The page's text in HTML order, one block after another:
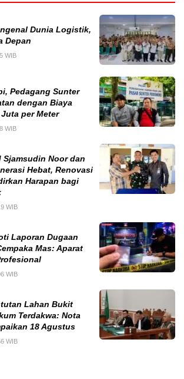
Dunia Logistik,
Depan
WIB
Pedagang Sunter
dengan Biaya
per Meter
WIB
Noor dan
Hebat, Renovasi
Harapan bagi
WIB
Laporan Dugaan
Mas: Aparat
WIB
Lahan Bukit
Terdakwa: Nota
18 Agustus
WIB